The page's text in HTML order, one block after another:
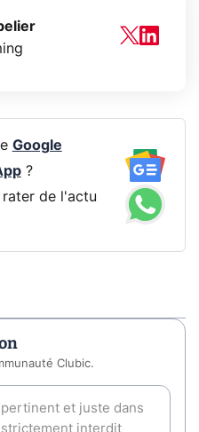
Google
?
rater de l'actu
Clubic.